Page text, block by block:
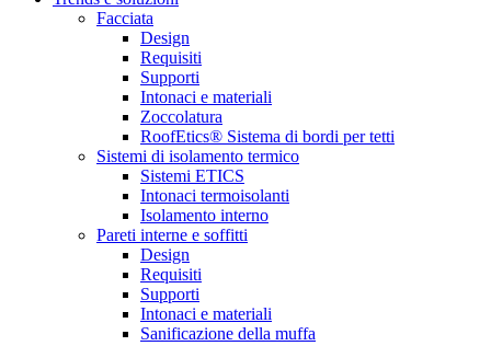
Facciata
Design
Requisiti
Supporti
Intonaci e materiali
Zoccolatura
RoofEtics® Sistema di bordi per tetti
Sistemi di isolamento termico
Sistemi ETICS
Intonaci termoisolanti
Isolamento interno
Pareti interne e soffitti
Design
Requisiti
Supporti
Intonaci e materiali
Sanificazione della muffa